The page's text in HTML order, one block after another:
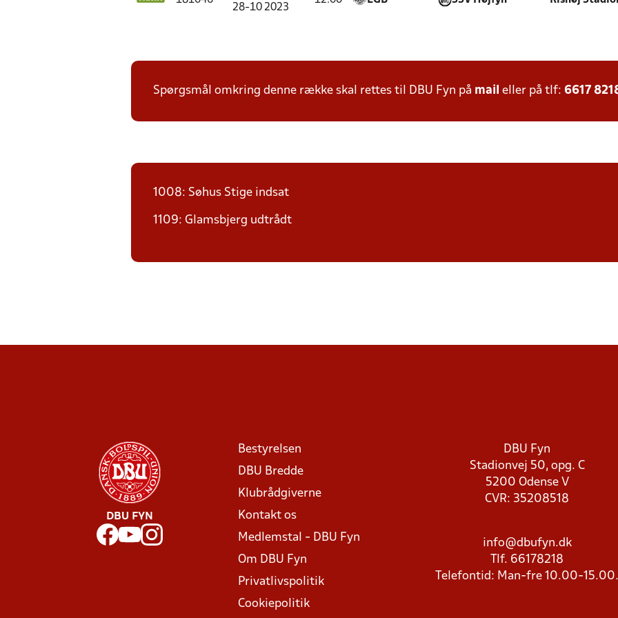
28-10 2023
Spørgsmål omkring denne række skal rettes til DBU Fyn på mail eller på tlf: 6617
1008: Søhus Stige indsat
1109: Glamsbjerg udtrådt
DBU FYN
Bestyrelsen
DBU Bredde
Klubrådgiverne
Kontakt os
Medlemstal - DBU Fyn
Om DBU Fyn
Privatlivspolitik
Cookiepolitik
DBU Fyn
Stadionvej 50, opg. C
5200 Odense V
CVR: 35208518
info@dbufyn.dk
Tlf. 66178218
Telefontid: Man-fre 10.00-15.00.